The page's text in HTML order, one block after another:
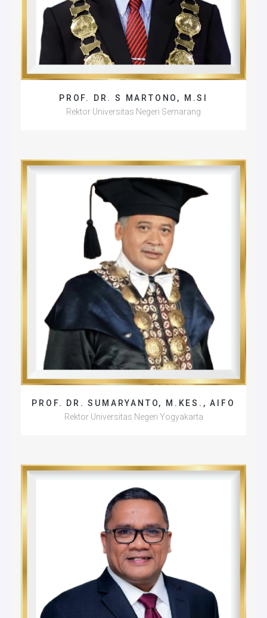
PROF. DR. S MARTONO, M.SI
Rektor Universitas Negeri Semarang
Universitas Negeri Yogyakarta
PROF. DR. SUMARYANTO, M.KES., AIFO
Rektor Universitas Negeri Yogyakarta
Universitas Negeri Gorontalo